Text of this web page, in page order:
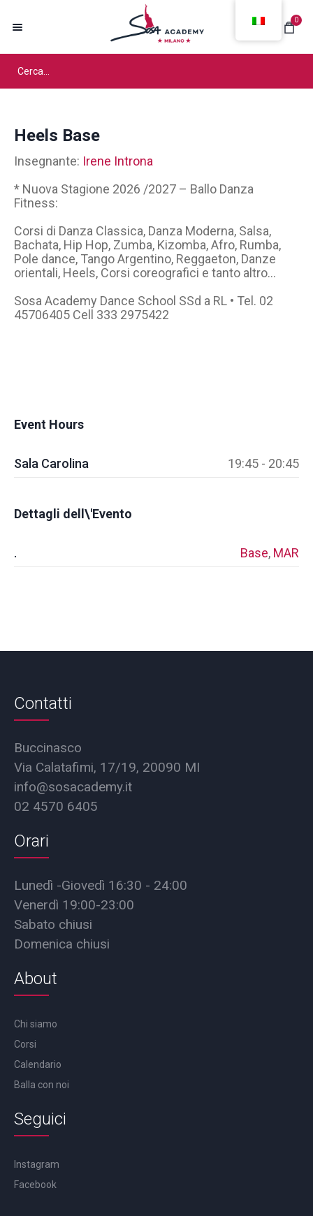
0
Heels Base
Insegnante: Irene Introna
* Nuova Stagione 2026 /2027 – Ballo Danza
Fitness:
Corsi di Danza Classica, Danza Moderna, Salsa,
Bachata, Hip Hop, Zumba, Kizomba, Afro, Rumba,
Pole dance, Tango Argentino, Reggaeton, Danze
orientali, Heels, Corsi coreografici e tanto altro…
Sosa Academy Dance School SSd a RL • Tel. 02
45706405 Cell 333 2975422
Event Hours
Sala Carolina 19:45 - 20:45
Dettagli dell\'Evento
. Base, MAR
Contatti
Buccinasco
Via Calatafimi, 17/19, 20090 MI
info@sosacademy.it
02 4570 6405
Orari
Lunedì -Giovedì 16:30 - 24:00
Venerdì 19:00-23:00
Sabato chiusi
Domenica chiusi
About
Chi siamo
Corsi
Calendario
Balla con noi
Seguici
Instagram
Facebook